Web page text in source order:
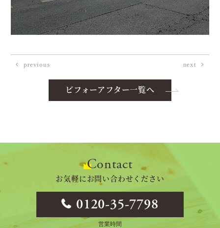
previous next
ビフォーアフター一覧へ
Contact
お気軽にお問い合わせください
0120-35-7798
営業時間